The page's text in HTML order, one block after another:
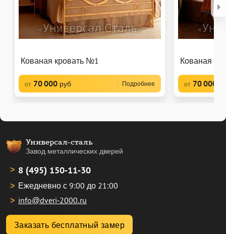
Кованая кровать №1
от 70 000 руб Подробнее
Кованая
от 70 000
Универсал-сталь
Завод металлических дверей
8 (495) 150-11-30
Ежедневно с 9:00 до 21:00
info@dveri-2000.ru
Заказать бесплатный замер